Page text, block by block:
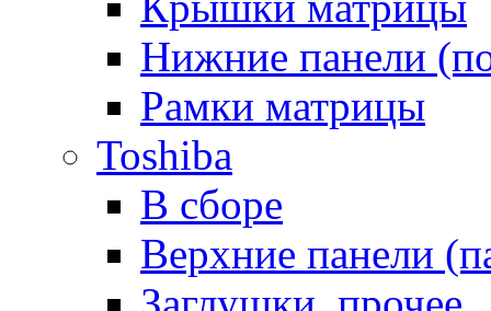
Нижние панели
Рамки матрицы
Toshiba
В сборе
Верхние панели